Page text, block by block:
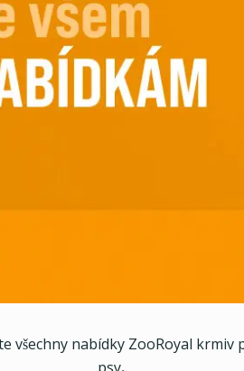
všechny nabídky ZooRoyal krmiv